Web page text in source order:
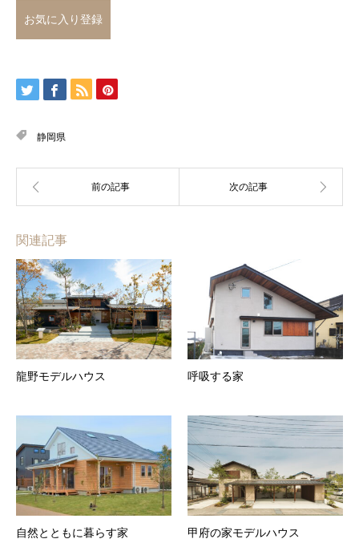
お気に入り登録
静岡県
関連記事
龍野モデルハウス 呼吸する家
自然とともに暮らす家 甲府の家モデルハウス